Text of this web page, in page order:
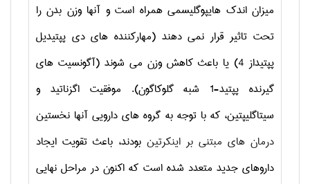
میزان اندک هایپوگلیسمی همراه است و آنها وزن بدن را
تحت تاثیر قرار نمی دهند (مهارکننده های دی پپتیدیل
پپتیداز 4) یا باعث کاهش وزن می شوند (آگونسیت های
گیرنده پپتید-1 شبه گلوکاگون). موفقیت اگزناتید و
سیتاگلیپتین، که با توجه به گروه های دارویی آنها نخستین
درمان های مبتنی بر اینکرتین بودند، باعث تقویت ایجاد
داروهای جدید متعدد شده است که اکنون در مراحل نهایی